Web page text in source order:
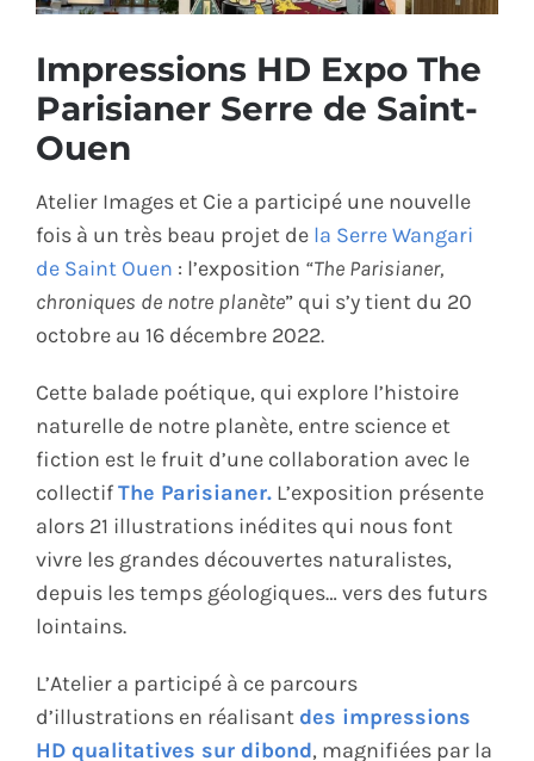
CONTACT
Impressions HD Expo The
Parisianer Serre de Saint-
Ouen
Atelier Images et Cie a participé une nouvelle
fois à un très beau projet de la Serre Wangari
de Saint Ouen : l’exposition “The Parisianer,
chroniques de notre planète” qui s’y tient du 20
octobre au 16 décembre 2022.
Cette balade poétique, qui explore l’histoire
naturelle de notre planète, entre science et
fiction est le fruit d’une collaboration avec le
collectifThe Parisianer.L’exposition présente
alors 21 illustrations inédites qui nous font
vivre les grandes découvertes naturalistes,
depuis les temps géologiques… vers des futurs
lointains.
L’Atelier a participé à ce parcours
d’illustrations en réalisant des impressions
HD qualitatives sur dibond, magnifiées par la